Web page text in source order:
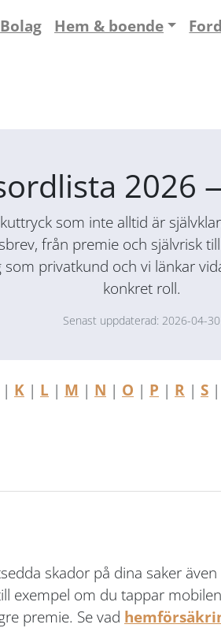
Bolag Hem & boende
2026
som inte alltid är
från premie och självrisk
privatkund och vi länkar
konkret roll.
Senast uppdaterad: 2026-04-30
| K | L | M | N | O | P | R | S |
skador på dina saker
exempel om du tappar
premie. Se vad